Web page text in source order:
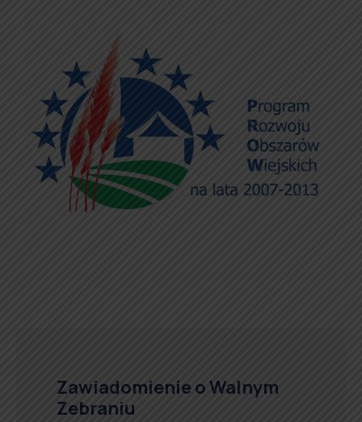
Zawiadomienie o Walnym
Zebraniu